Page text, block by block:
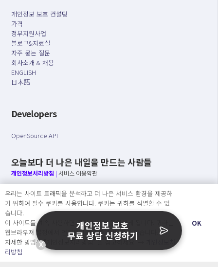
개인정보 보호 컨설팅
가격
정부지원사업
블로그&자료실
자주 묻는 질문
회사소개 & 채용
ENGLISH
日本語
Developers
OpenSource API
오늘보다 더 나은 내일을 만드는 사람들
개인정보처리방침 | 서비스 이용약관
○ 개인정보보호 컴플라이언스를 선도하겠습니다.
○ 정보주체의 권리를 보장하겠습니다.
○ 기업의 개인정보보호를 위한 효율적 관리를 보장하겠습니다.
Copyright Ⓒ
2026 O.NE PEOPLE Co., Ltd. All rights reserved.
우리는 사이트 트래픽을 분석하고 더 나은 서비스 환경을 제공하
기 위하여 필수 쿠키를 사용합니다. 쿠키는 귀하를 식별할 수 없
습니다.
이 사이트를 계속 사용하면 쿠키 사용에 동의하게 됩니다. 귀하는
웹브라우져 설정에서 언제든지 쿠키를 삭제 할 수있습니다.
자세한 방법은 “개인정보처리방침” 을 참고하세요. →
리방침
OK
X
개인정보 보호
무료 상담 신청하기